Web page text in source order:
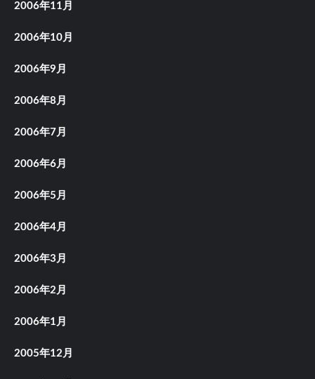
2006年11月
2006年10月
2006年9月
2006年8月
2006年7月
2006年6月
2006年5月
2006年4月
2006年3月
2006年2月
2006年1月
2005年12月